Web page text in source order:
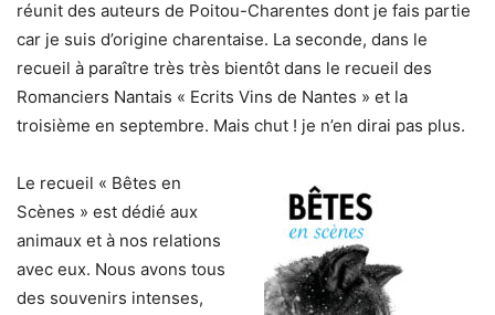
réunit des auteurs de Poitou-Charentes dont je fais partie
car je suis d’origine charentaise. La seconde, dans le
recueil à paraître très très bientôt dans le recueil des
Romanciers Nantais « Ecrits Vins de Nantes » et la
troisième en septembre. Mais chut ! je n’en dirai pas plus.
Le recueil « Bêtes en
Scènes » est dédié aux
animaux et à nos relations
avec eux. Nous avons tous
des souvenirs intenses,